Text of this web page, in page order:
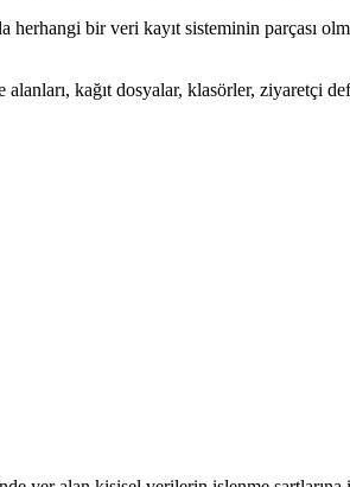
bir veri kayıt sisteminin parçası
alanları, kağıt dosyalar, klasörler, ziyaretçi